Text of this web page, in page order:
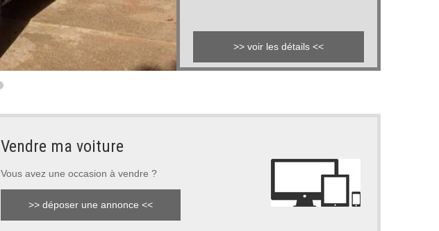
>> voir les détails <<
Vendre ma voiture
Vous avez une occasion à vendre ?
>> déposer une annonce <<